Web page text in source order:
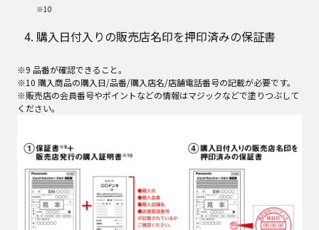
※10
購入日付入りの販売店名印を押印済みの保証書
※9 品番が確認できること。
※10 購入商品の購入日/品番/購入店名/店舗電話番号の記載が必要です。
※販売店の会員番号やポイントなどの情報はマジックなどで塗りつぶして
ください。